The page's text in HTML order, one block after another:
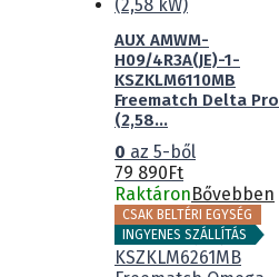
AUX AMWM-
H09/4R3A(JE)-1-
KSZKLM6110MB
Freematch Delta Pro
(2,58...
0 az 5-ből
79 890Ft
RaktáronBővebben
CSAK BELTÉRI EGYSÉG
INGYENES SZÁLLÍTÁS